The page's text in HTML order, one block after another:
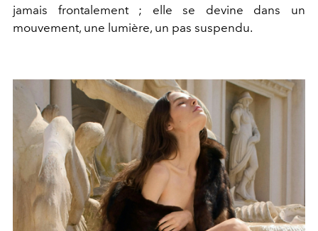
jamais frontalement ; elle se devine dans un
mouvement, une lumière, un pas suspendu.